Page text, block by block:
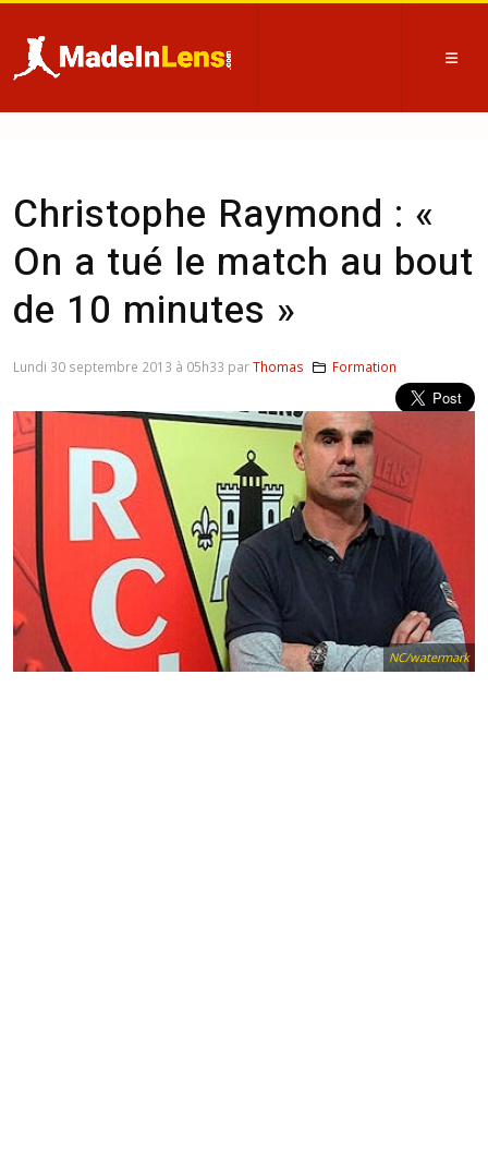
Christophe Raymond : «
On a tué le match au bout
de 10 minutes »
NC/watermark
Lundi 30 septembre 2013 à 05h33 parThomas Formation